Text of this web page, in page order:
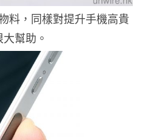
料，同樣對提升手機高貴
幫助。